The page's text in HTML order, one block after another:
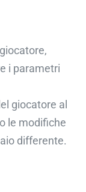
i parametri
giocatore al
le modifiche
differente.